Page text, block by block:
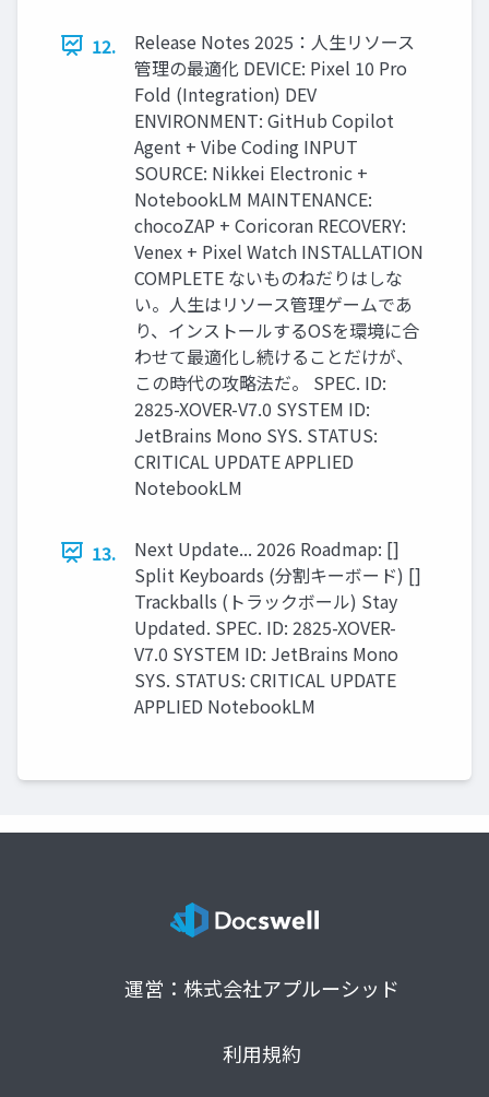
12.
Release Notes 2025：人生リソース
管理の最適化 DEVICE: Pixel 10 Pro
Fold (Integration) DEV
ENVIRONMENT: GitHub Copilot
Agent + Vibe Coding INPUT
SOURCE: Nikkei Electronic +
NotebookLM MAINTENANCE:
chocoZAP + Coricoran RECOVERY:
Venex + Pixel Watch INSTALLATION
COMPLETE ないものねだりはしな
い。人生はリソース管理ゲームであ
り、インストールするOSを環境に合
わせて最適化し続けることだけが、
この時代の攻略法だ。 SPEC. ID:
2825-XOVER-V7.0 SYSTEM ID:
JetBrains Mono SYS. STATUS:
CRITICAL UPDATE APPLIED
NotebookLM
13.
Next Update... 2026 Roadmap: []
Split Keyboards (分割キーボード) []
Trackballs (トラックボール) Stay
Updated. SPEC. ID: 2825-XOVER-
V7.0 SYSTEM ID: JetBrains Mono
SYS. STATUS: CRITICAL UPDATE
APPLIED NotebookLM
運営：株式会社アプルーシッド
利用規約